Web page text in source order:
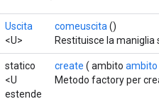
Uscita
<U>
comeuscita ()
Restituisce la maniglia
statico
<U
estende
create ( ambito ambito
Metodo factory per